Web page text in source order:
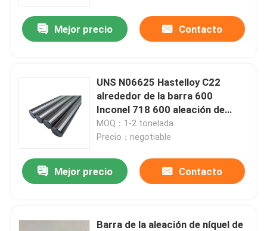
Mejor precio Contacto
UNS N06625 Hastelloy C22
alrededor de la barra 600
Inconel 718 600 aleación de
níquel de ASTM B575 C276 C4
Hastelloy X B B2 B3 C276 C22
MOQ：1-2 tonelada
Precio：negotiable
Mejor precio Contacto
Barra de la aleación de níquel de